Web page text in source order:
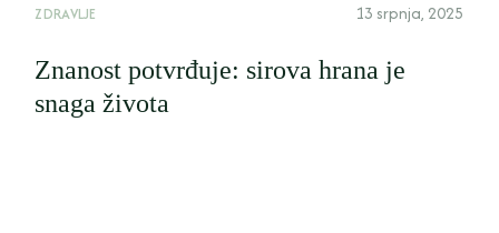
ZDRAVLJE 13 srpnja, 2025
Znanost potvrđuje: sirova hrana je
snaga života